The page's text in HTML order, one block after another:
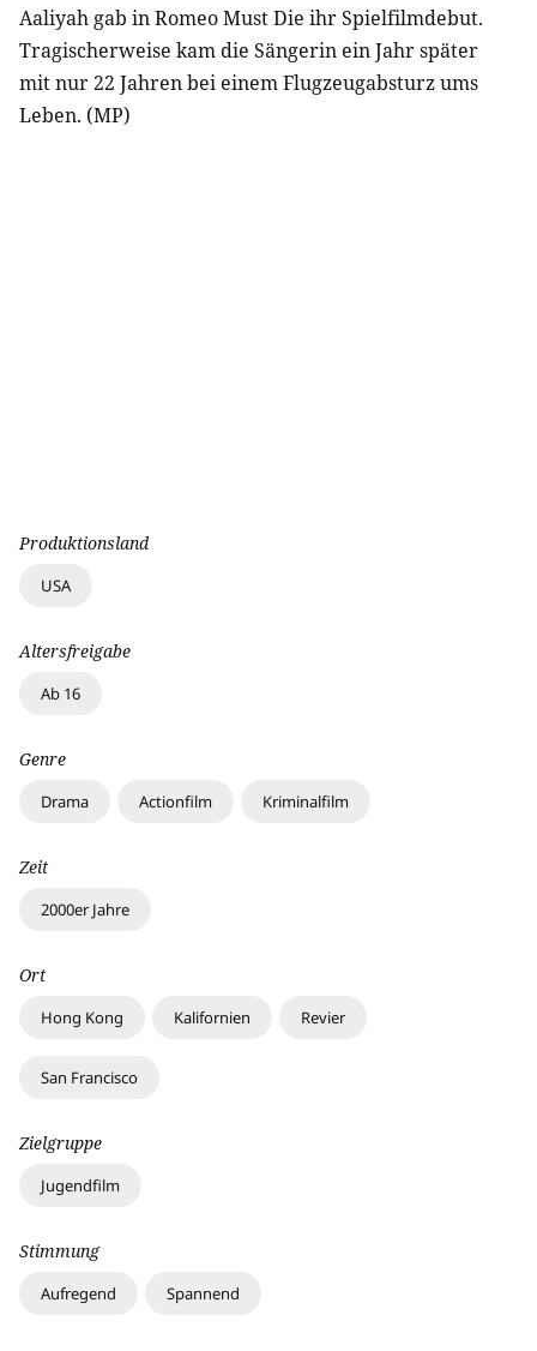
Aaliyah gab in Romeo Must Die ihr Spielfilmdebut.
Tragischerweise kam die Sängerin ein Jahr später
mit nur 22 Jahren bei einem Flugzeugabsturz ums
Leben. (MP)
Produktionsland
USA
Altersfreigabe
Ab 16
Genre
Drama Actionfilm Kriminalfilm
Zeit
2000er Jahre
Ort
Hong Kong Kalifornien Revier
San Francisco
Zielgruppe
Jugendfilm
Stimmung
Aufregend Spannend